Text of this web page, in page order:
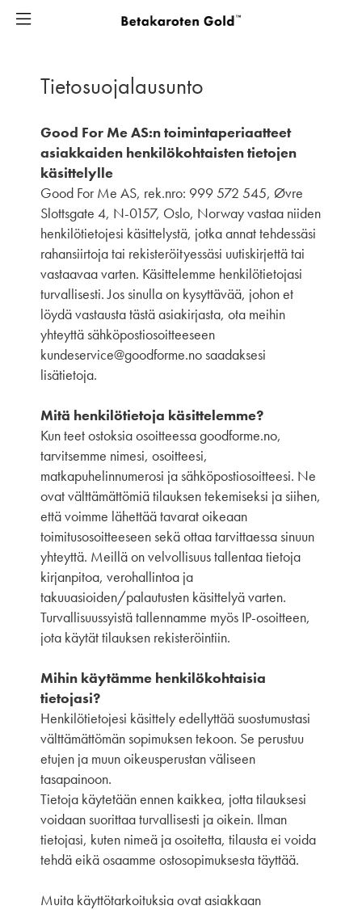
Tietosuojalausunto
Good For Me AS:n toimintaperiaatteet
asiakkaiden henkilökohtaisten tietojen
käsittelylle
Good For Me AS, rek.nro: 999 572 545, Øvre
Slottsgate 4, N-0157, Oslo, Norway vastaa niiden
henkilötietojesi käsittelystä, jotka annat tehdessäsi
rahansiirtoja tai rekisteröityessäsi uutiskirjettä tai
vastaavaa varten. Käsittelemme henkilötietojasi
turvallisesti. Jos sinulla on kysyttävää, johon et
löydä vastausta tästä asiakirjasta, ota meihin
yhteyttä sähköpostiosoitteeseen
kundeservice@goodforme.no saadaksesi
lisätietoja.
Mitä henkilötietoja käsittelemme?
Kun teet ostoksia osoitteessa goodforme.no,
tarvitsemme nimesi, osoitteesi,
matkapuhelinnumerosi ja sähköpostiosoitteesi. Ne
ovat välttämättömiä tilauksen tekemiseksi ja siihen,
että voimme lähettää tavarat oikeaan
toimitusosoitteeseen sekä ottaa tarvittaessa sinuun
yhteyttä. Meillä on velvollisuus tallentaa tietoja
kirjanpitoa, verohallintoa ja
takuuasioiden/palautusten käsittelyä varten.
Turvallisuussyistä tallennamme myös IP-osoitteen,
jota käytät tilauksen rekisteröintiin.
Mihin käytämme henkilökohtaisia ​​
tietojasi?
Henkilötietojesi käsittely edellyttää suostumustasi
välttämättömän sopimuksen tekoon. Se perustuu
etujen ja muun oikeusperustan väliseen
tasapainoon.
Tietoja käytetään ennen kaikkea, jotta tilauksesi
voidaan suorittaa turvallisesti ja oikein. Ilman
tietojasi, kuten nimeä ja osoitetta, tilausta ei voida
tehdä eikä osaamme ostosopimuksesta täyttää.
Muita käyttötarkoituksia ovat asiakkaan